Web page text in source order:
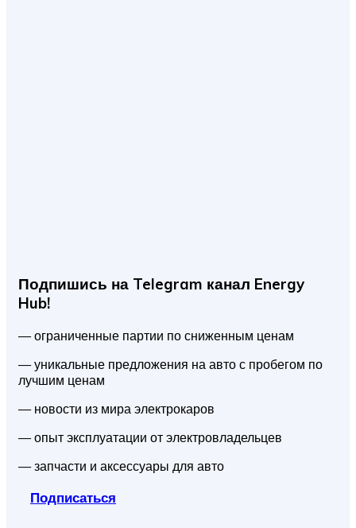
Подпишись на Telegram канал Energy
Hub!
— ограниченные партии по сниженным ценам
— уникальные предложения на авто с пробегом по
лучшим ценам
— новости из мира электрокаров
— опыт эксплуатации от электровладельцев
— запчасти и аксессуары для авто
Подписаться